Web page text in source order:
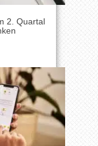
2. Quartal